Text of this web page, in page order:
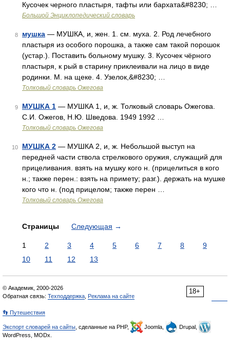
Кусочек черного пластыря, тафты или бархата&#8230; …
Большой Энциклопедический словарь
8 мушка — МУШКА, и, жен. 1. см. муха. 2. Род лечебного
пластыря из особого порошка, а также сам такой порошок
(устар.). Поставить больному мушку. 3. Кусочек чёрного
пластыря, к рый в старину приклеивали на лицо в виде
родинки. М. на щеке. 4. Узелок,&#8230; …
Толковый словарь Ожегова
9 МУШКА 1 — МУШКА 1, и, ж. Толковый словарь Ожегова.
С.И. Ожегов, Н.Ю. Шведова. 1949 1992 …
Толковый словарь Ожегова
10 МУШКА 2 — МУШКА 2, и, ж. Небольшой выступ на
передней части ствола стрелкового оружия, служащий для
прицеливания. взять на мушку кого н. (прицелиться в кого
н.; также перен.: взять на примету; разг.). держать на мушке
кого что н. (под прицелом; также перен …
Толковый словарь Ожегова
Страницы Следующая →
1 2 3 4 5 6 7 8
9
10
11 12 13
18+
© Академик, 2000-2026
Обратная связь: Техподдержка Реклама на сайте
👣 Путешествия
Экспорт словарей на сайты , сделанные на PHP, Joomla,
Drupal,
WordPress, MODx.